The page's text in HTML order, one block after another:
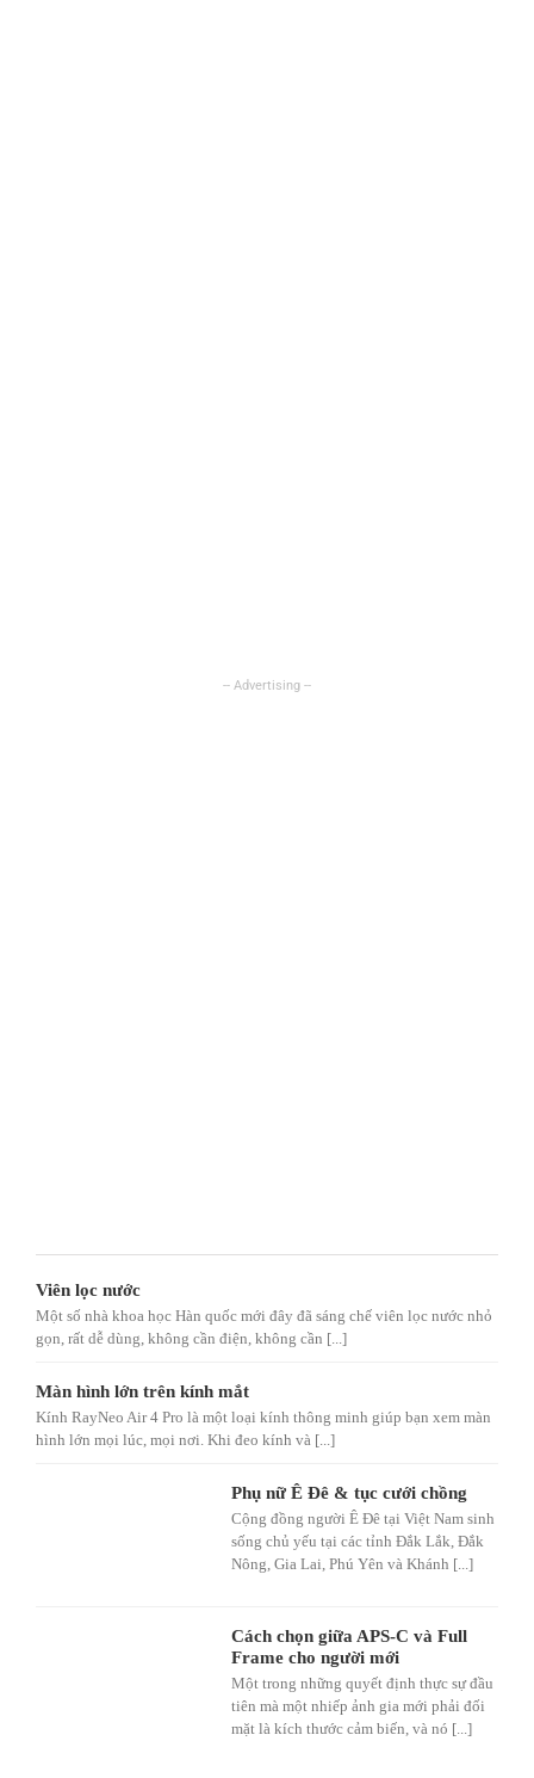
Viên lọc nước
Một số nhà khoa học Hàn quốc mới đây đã sáng chế viên lọc nước nhỏ
gọn, rất dễ dùng, không cần điện, không cần [...]
Màn hình lớn trên kính mắt
Kính RayNeo Air 4 Pro là một loại kính thông minh giúp bạn xem màn
hình lớn mọi lúc, mọi nơi. Khi đeo kính và [...]
Phụ nữ Ê Đê & tục cưới chồng
Cộng đồng người Ê Đê tại Việt Nam sinh
sống chủ yếu tại các tỉnh Đắk Lắk, Đắk
Nông, Gia Lai, Phú Yên và Khánh [...]
Cách chọn giữa APS-C và Full
Frame cho người mới
Một trong những quyết định thực sự đầu
tiên mà một nhiếp ảnh gia mới phải đối
mặt là kích thước cảm biến, và nó [...]